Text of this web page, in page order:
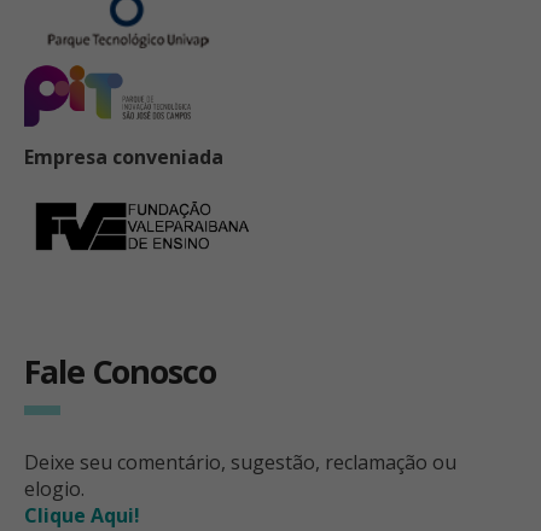
Empresa conveniada
Fale Conosco
Deixe seu comentário, sugestão, reclamação ou
elogio.
Clique Aqui!